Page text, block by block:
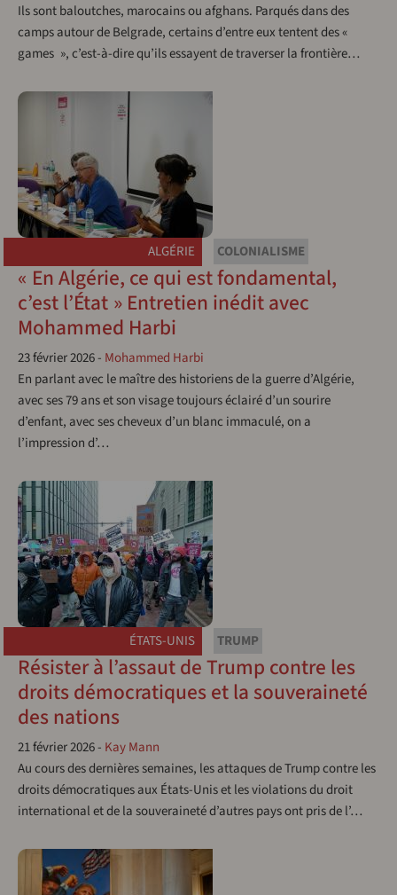
Ils sont baloutches, marocains ou afghans. Parqués dans des
camps autour de Belgrade, certains d’entre eux tentent des «
games », c’est-à-dire qu’ils essayent de traverser la frontière…
ALGÉRIE COLONIALISME
« En Algérie, ce qui est fondamental,
c’est l’État » Entretien inédit avec
Mohammed Harbi
23 février 2026- Mohammed Harbi
En parlant avec le maître des historiens de la guerre d’Algérie,
avec ses 79 ans et son visage toujours éclairé d’un sourire
d’enfant, avec ses cheveux d’un blanc immaculé, on a
l’impression d’…
ÉTATS-UNIS TRUMP
Résister à l’assaut de Trump contre les
droits démocratiques et la souveraineté
des nations
21 février 2026- Kay Mann
Au cours des dernières semaines, les attaques de Trump contre les
droits démocratiques aux États-Unis et les violations du droit
international et de la souveraineté d’autres pays ont pris de l’…